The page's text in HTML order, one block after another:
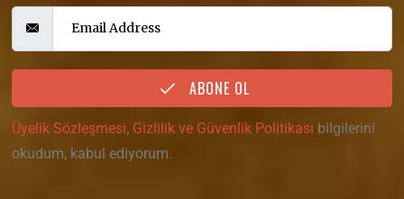
ABONE OL
Üyelik Sözleşmesi, Gizlilik ve Güvenlik Politikası bilgilerini
okudum, kabul ediyorum.